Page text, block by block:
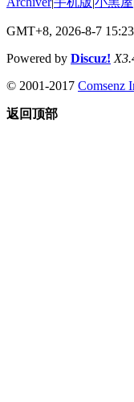
GMT+8, 2026-8-7 15:23
Powered by Discuz!
© 2001-2017 Comsenz
返回顶部